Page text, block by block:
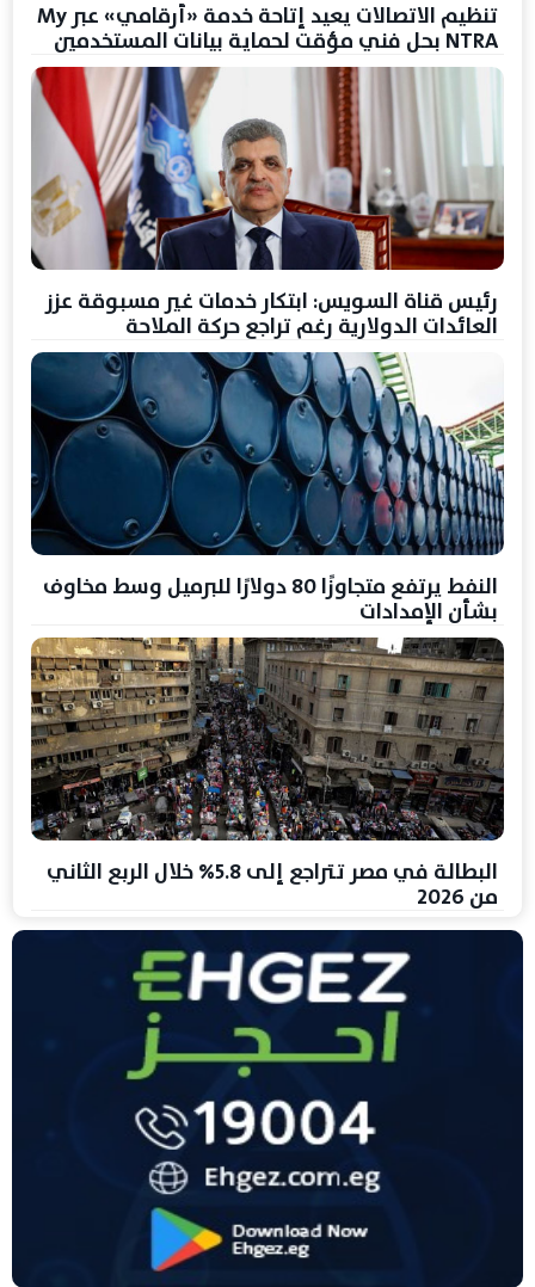
تنظيم الاتصالات يعيد إتاحة خدمة «أرقامي» عبر My
NTRA بحل فني مؤقت لحماية بيانات المستخدمين
رئيس قناة السويس: ابتكار خدمات غير مسبوقة عزز
العائدات الدولارية رغم تراجع حركة الملاحة
النفط يرتفع متجاوزًا 80 دولارًا للبرميل وسط مخاوف
بشأن الإمدادات
البطالة في مصر تتراجع إلى 5.8% خلال الربع الثاني
من 2026